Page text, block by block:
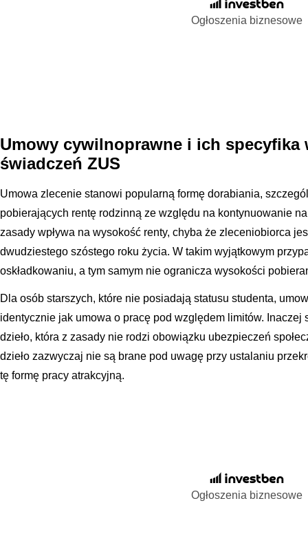
Ogłoszenia biznesowe
Umowy cywilnoprawne i ich specyfika
świadczeń ZUS
Umowa zlecenie stanowi popularną formę dorabiania,
pobierających rentę rodzinną ze względu na kontynuowanie
zasady wpływa na wysokość renty, chyba że zleceniobiorca
dwudziestego szóstego roku życia. W takim wyjątkowym
oskładkowaniu, a tym samym nie ogranicza wysokości
Dla osób starszych, które nie posiadają statusu studenta,
identycznie jak umowa o pracę pod względem limitów. Inaczej
dzieło, która z zasady nie rodzi obowiązku ubezpieczeń
dzieło zazwyczaj nie są brane pod uwagę przy ustalaniu
tę formę pracy atrakcyjną.
Ogłoszenia biznesowe